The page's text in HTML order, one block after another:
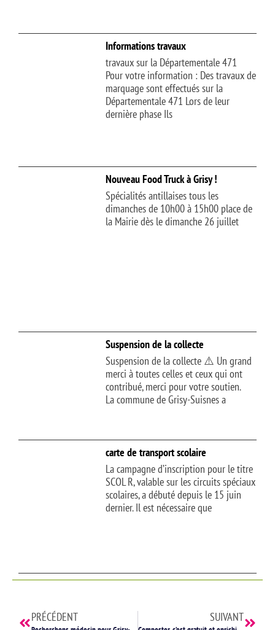
Informations travaux
travaux sur la Départementale 471
Pour votre information : Des travaux de
marquage sont effectués sur la
Départementale 471 Lors de leur
dernière phase Ils
Nouveau Food Truck à Grisy !
Spécialités antillaises tous les
dimanches de 10h00 à 15h00 place de
la Mairie dès le dimanche 26 juillet
Suspension de la collecte
Suspension de la collecte ⚠️ Un grand
merci à toutes celles et ceux qui ont
contribué, merci pour votre soutien.
La commune de Grisy-Suisnes a
carte de transport scolaire
La campagne d’inscription pour le titre
SCOL R, valable sur les circuits spéciaux
scolaires, a débuté depuis le 15 juin
dernier. Il est nécessaire que
PRÉCÉDENT SUIVANT